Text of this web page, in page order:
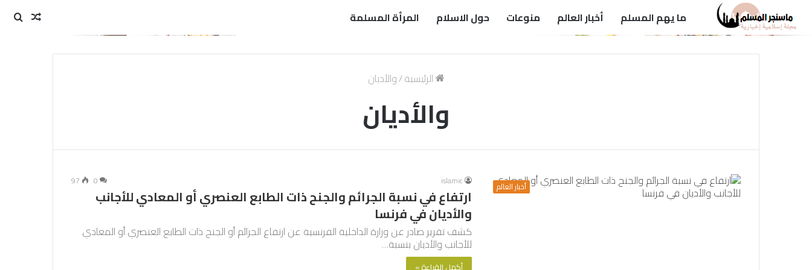
ما يهم المسلم أخبار العالم منوعات حول الاسلام المرأة المسلمة
مقال
الرئيسية/والأديان
والأديان
أخبار العالم islamic
0
97
ارتفاع في نسبة الجرائم والجنح ذات الطابع العنصري أو المعادي للأجانب
والأديان في فرنسا
كشف تقرير صادر عن وزارة الداخلية الفرنسية عن ارتفاع الجرائم أو الجنح ذات الطابع العنصري أو المعادي
للأجانب والأديان بنسبة…
أكمل القراءة »